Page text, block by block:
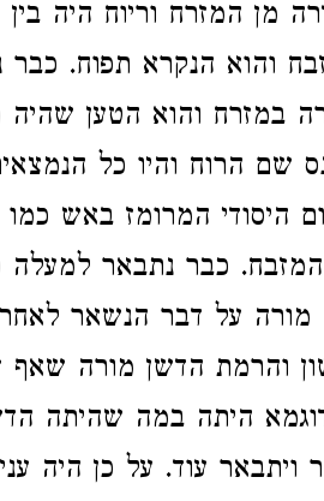
המזרח וריוח היה בין
והוא הנקרא תפוח.
במזרח והוא הטען שהיה
שם הרוח והיו כל
היסודי המרומז באש
המזבח. כבר נתבאר למעלה
על דבר הנשאר
והרמת הדשן מורה שאף
היתה במה שהיתה
עוד. על כן היה